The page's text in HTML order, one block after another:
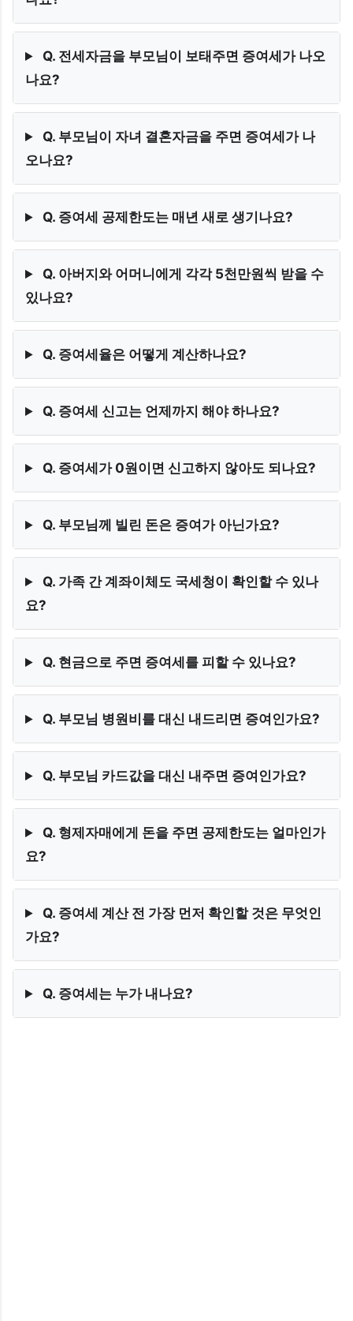
Q. 전세자금을 부모님이 보태주면 증여세가 나오
나요?
Q. 부모님이 자녀 결혼자금을 주면 증여세가 나
오나요?
Q. 증여세 공제한도는 매년 새로 생기나요?
Q. 아버지와 어머니에게 각각 5천만원씩 받을 수
있나요?
Q. 증여세율은 어떻게 계산하나요?
Q. 증여세 신고는 언제까지 해야 하나요?
Q. 증여세가 0원이면 신고하지 않아도 되나요?
Q. 부모님께 빌린 돈은 증여가 아닌가요?
Q. 가족 간 계좌이체도 국세청이 확인할 수 있나
요?
Q. 현금으로 주면 증여세를 피할 수 있나요?
Q. 부모님 병원비를 대신 내드리면 증여인가요?
Q. 부모님 카드값을 대신 내주면 증여인가요?
Q. 형제자매에게 돈을 주면 공제한도는 얼마인가
요?
Q. 증여세 계산 전 가장 먼저 확인할 것은 무엇인
가요?
Q. 증여세는 누가 내나요?